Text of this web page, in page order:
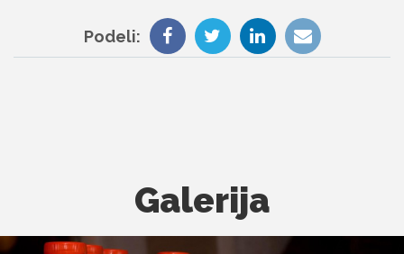
Podeli:
Galerija